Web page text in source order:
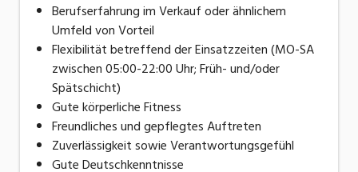
Berufserfahrung im Verkauf oder ähnlichem
Umfeld von Vorteil
Flexibilität betreffend der Einsatzzeiten (MO-SA
zwischen 05:00-22:00 Uhr; Früh- und/oder
Spätschicht)
Gute körperliche Fitness
Freundliches und gepflegtes Auftreten
Zuverlässigkeit sowie Verantwortungsgefühl
Gute Deutschkenntnisse